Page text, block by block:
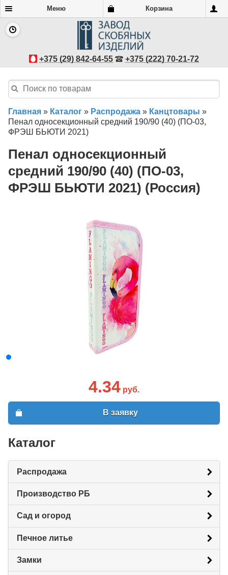
Меню Корзина
+375 (29) 842-64-55 +375 (222) 70-21-72
Главная » Каталог » Распродажа » Канцтовары »
Пенал односекционный средний 190/90 (40) (ПО-03,
ФРЭШ БЬЮТИ 2021)
Пенал односекционный
средний 190/90 (40) (ПО-03,
ФРЭШ БЬЮТИ 2021) (Россия)
4.34 руб.
В заявку
Каталог
Распродажа
Производство РБ
Сад и огород
Печное литье
Замки